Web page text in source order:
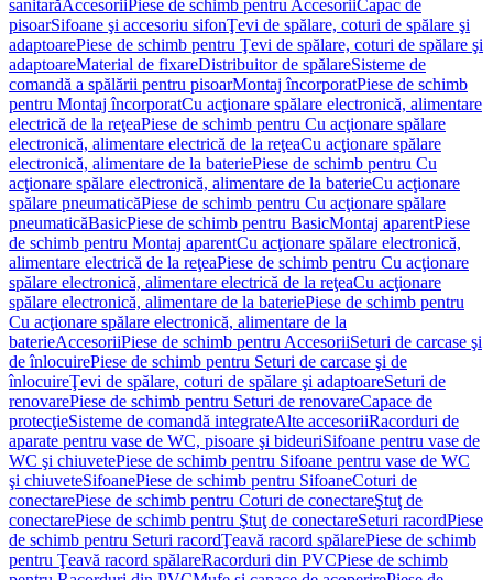
sanitarăAccesoriiPiese de schimb pentru AccesoriiCapac de
pisoarSifoane şi accesoriu sifonŢevi de spălare, coturi de spălare şi
adaptoarePiese de schimb pentru Ţevi de spălare, coturi de spălare şi
adaptoareMaterial de fixareDistribuitor de spălareSisteme de
comandă a spălării pentru pisoarMontaj încorporatPiese de schimb
pentru Montaj încorporatCu acţionare spălare electronică, alimentare
electrică de la reţeaPiese de schimb pentru Cu acţionare spălare
electronică, alimentare electrică de la reţeaCu acţionare spălare
electronică, alimentare de la bateriePiese de schimb pentru Cu
acţionare spălare electronică, alimentare de la baterieCu acţionare
spălare pneumaticăPiese de schimb pentru Cu acţionare spălare
pneumaticăBasicPiese de schimb pentru BasicMontaj aparentPiese
de schimb pentru Montaj aparentCu acţionare spălare electronică,
alimentare electrică de la reţeaPiese de schimb pentru Cu acţionare
spălare electronică, alimentare electrică de la reţeaCu acţionare
spălare electronică, alimentare de la bateriePiese de schimb pentru
Cu acţionare spălare electronică, alimentare de la
baterieAccesoriiPiese de schimb pentru AccesoriiSeturi de carcase şi
de înlocuirePiese de schimb pentru Seturi de carcase şi de
înlocuireŢevi de spălare, coturi de spălare şi adaptoareSeturi de
renovarePiese de schimb pentru Seturi de renovareCapace de
protecţieSisteme de comandă integrateAlte accesoriiRacorduri de
aparate pentru vase de WC, pisoare şi bideuriSifoane pentru vase de
WC şi chiuvetePiese de schimb pentru Sifoane pentru vase de WC
şi chiuveteSifoanePiese de schimb pentru SifoaneCoturi de
conectarePiese de schimb pentru Coturi de conectareŞtuţ de
conectarePiese de schimb pentru Ştuţ de conectareSeturi racordPiese
de schimb pentru Seturi racordŢeavă racord spălarePiese de schimb
pentru Ţeavă racord spălareRacorduri din PVCPiese de schimb